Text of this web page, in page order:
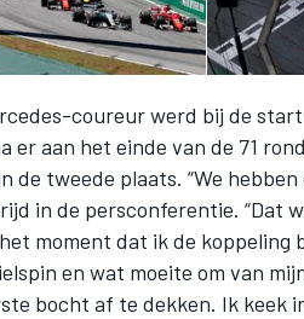
DTM
coureur werd bij de
er aan het einde van de 71
de tweede plaats. “We
in de persconferentie. “Dat
moment dat ik de koppeling
en wat moeite om van
bocht af te dekken. Ik keek